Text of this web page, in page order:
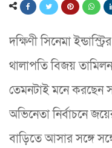
দক্ষিণী সিনেমা
থালাপতি বিজয়
তেমনটাই মনে করছেন
অভিনেতা নির্বাচনে
বাড়িতে আসার সঙ্গে